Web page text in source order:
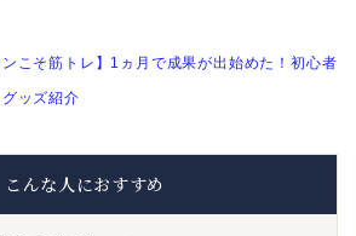
ンこそ筋トレ】1ヵ月で成果が出始めた！初心者
ッズ紹介
こんな人におすすめ